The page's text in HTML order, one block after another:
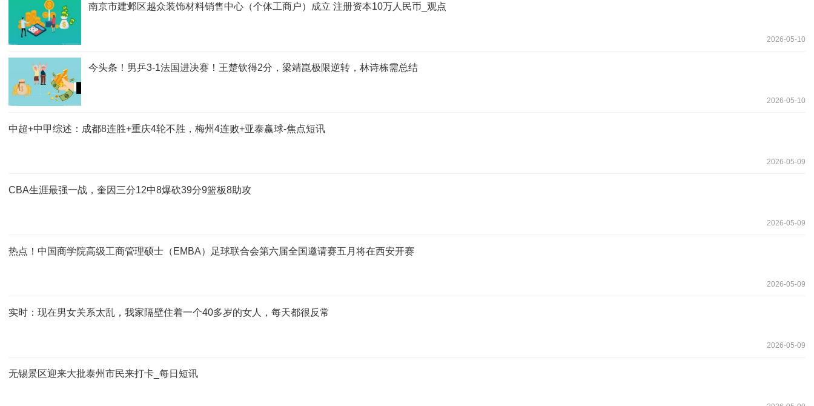
南京市建邺区越众装饰材料销售中心（个体工商户）成立 注册资本10万人民币_观点
2026-05-10
今头条！男乒3-1法国进决赛！王楚钦得2分，梁靖崑极限逆转，林诗栋需总结
2026-05-10
中超+中甲综述：成都8连胜+重庆4轮不胜，梅州4连败+亚泰赢球-焦点短讯
2026-05-09
CBA生涯最强一战，奎因三分12中8爆砍39分9篮板8助攻
2026-05-09
热点！中国商学院高级工商管理硕士（EMBA）足球联合会第六届全国邀请赛五月将在西安开赛
2026-05-09
实时：现在男女关系太乱，我家隔壁住着一个40多岁的女人，每天都很反常
2026-05-09
无锡景区迎来大批泰州市民来打卡_每日短讯